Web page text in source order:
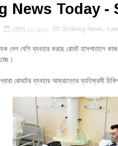
News Today
এপ্রিল ১২, ২০২০ Braking News,
দেশ বেশি ব্যবহার করছে রোবট হাসপাতালে
।
রোবটের ব্যবহার আক্রান্তের ব্যতিক্রমী